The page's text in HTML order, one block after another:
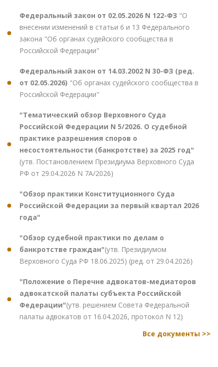
Федеральный закон от 02.05.2026 N 122-ФЗ "О
внесении изменений в статьи 6 и 13 Федерального
закона "Об органах судейского сообщества в
Российской Федерации"
Федеральный закон от 14.03.2002 N 30-ФЗ (ред.
от 02.05.2026) "Об органах судейского сообщества в
Российской Федерации"
"Тематический обзор Верховного Суда
Российской Федерации N 5/2026. О судебной
практике разрешения споров о
несостоятельности (банкротстве) за 2025 год"
(утв. Постановлением Президиума Верховного Суда
РФ от 29.04.2026 N 7А/2026)
"Обзор практики Конституционного Суда
Российской Федерации за первый квартал 2026
года"
"Обзор судебной практики по делам о
банкротстве граждан"(утв. Президиумом
Верховного Суда РФ 18.06.2025) (ред. от 29.04.2026)
"Положение о Перечне адвокатов-медиаторов
адвокатской палаты субъекта Российской
Федерации"(утв. решением Совета Федеральной
палаты адвокатов от 16.04.2026, протокол N 12)
Все документы >>